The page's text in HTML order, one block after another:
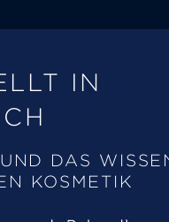
IN
DAS
KOSMETIK